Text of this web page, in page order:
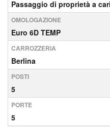
Passaggio di proprietà a
OMOLOGAZIONE
Euro 6D TEMP
CARROZZERIA
Berlina
POSTI
5
PORTE
5